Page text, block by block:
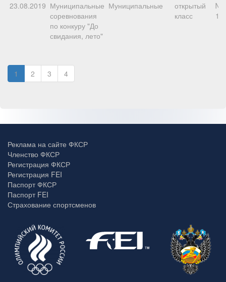
23.08.2019 Муниципальные
соревнования
по конкуру "До
свидания, лето"
Муниципальные
открытый
класс
1 2 3 4
Реклама на сайте ФКСР
Членство ФКСР
Регистрация ФКСР
Регистрация FEI
Паспорт ФКСР
Паспорт FEI
Страхование спортсменов